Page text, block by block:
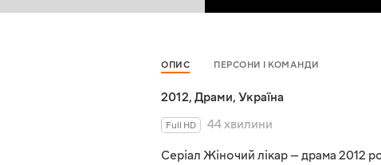
ОПИС ПЕРСОНИ І КОМАНДИ
2012, Драми, Україна
Full HD
44 хвилини
Серіал Жіночий лікар — драма 2012